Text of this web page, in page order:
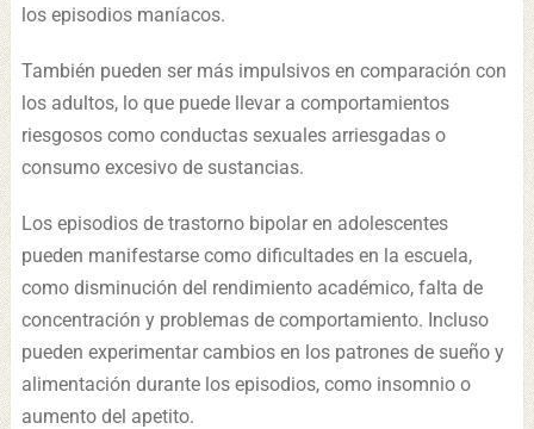
los episodios maníacos.
También pueden ser más impulsivos en comparación con
los adultos, lo que puede llevar a comportamientos
riesgosos como conductas sexuales arriesgadas o
consumo excesivo de sustancias.
Los episodios de trastorno bipolar en adolescentes
pueden manifestarse como dificultades en la escuela,
como disminución del rendimiento académico, falta de
concentración y problemas de comportamiento. Incluso
pueden experimentar cambios en los patrones de sueño y
alimentación durante los episodios, como insomnio o
aumento del apetito.